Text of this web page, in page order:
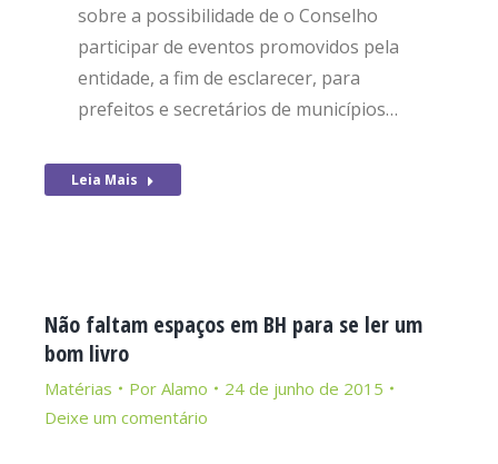
sobre a possibilidade de o Conselho
participar de eventos promovidos pela
entidade, a fim de esclarecer, para
prefeitos e secretários de municípios…
Leia Mais
Não faltam espaços em BH para se ler um
bom livro
Matérias Por Alamo
24 de junho de 2015
Deixe um comentário